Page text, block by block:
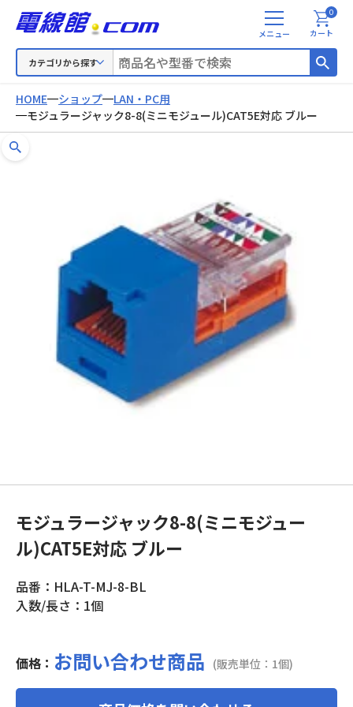
カテゴリから探す
メ
ニ
カート
0
HOME ショップ
LAN・PC用
モジュラージャック8-8(ミニモジュール)CAT5E対応 ブルー
モジュラージャック8-8(ミニモジュー
ル)CAT5E対応 ブルー
品番：HLA-T-MJ-8-BL
入数/長さ：1個
価格： お問い合わせ商品 (販売単位：1個)